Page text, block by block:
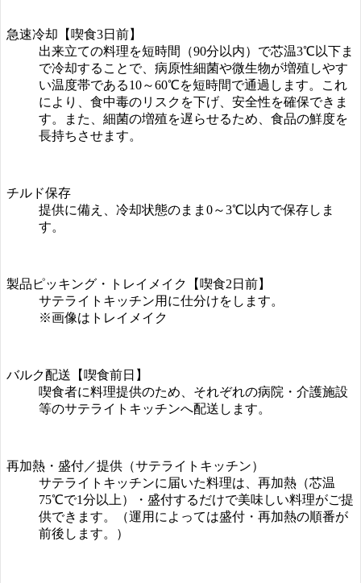
急速冷却【喫食3日前】
出来立ての料理を短時間（90分以内）で芯温3℃以下ま
で冷却することで、病原性細菌や微生物が増殖しやす
い温度帯である10～60℃を短時間で通過します。これ
により、食中毒のリスクを下げ、安全性を確保できま
す。また、細菌の増殖を遅らせるため、食品の鮮度を
長持ちさせます。
チルド保存
提供に備え、冷却状態のまま0～3℃以内で保存しま
す。
製品ピッキング・トレイメイク【喫食2日前】
サテライトキッチン用に仕分けをします。
※画像はトレイメイク
バルク配送【喫食前日】
喫食者に料理提供のため、それぞれの病院・介護施設
等のサテライトキッチンへ配送します。
再加熱・盛付／提供（サテライトキッチン）
サテライトキッチンに届いた料理は、再加熱（芯温
75℃で1分以上）・盛付するだけで美味しい料理がご提
供できます。（運用によっては盛付・再加熱の順番が
前後します。）